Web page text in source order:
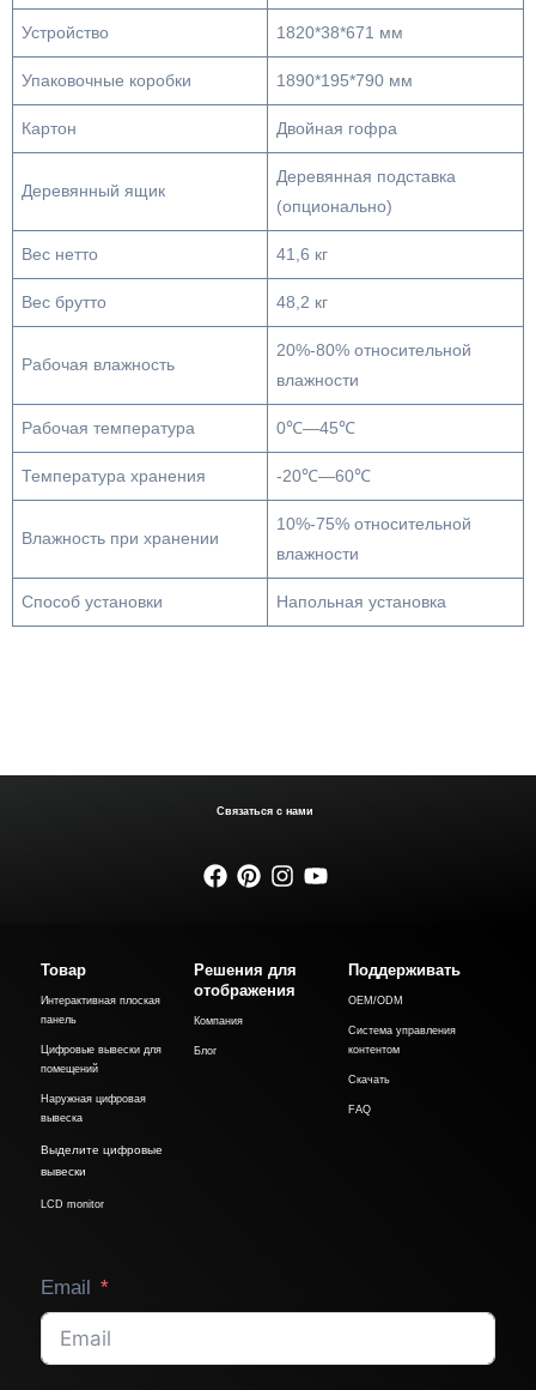
Устройство 1820*38*671 мм
Упаковочные коробки 1890*195*790 мм
Картон Двойная гофра
Деревянный ящик
Деревянная подставка
(опционально)
Вес нетто 41,6 кг
Вес брутто 48,2 кг
Рабочая влажность
20%-80% относительной
влажности
Рабочая температура 0℃—45℃
Температура хранения -20℃—60℃
Влажность при хранении
10%-75% относительной
влажности
Способ установки Напольная установка
Связаться с нами
Товар
Интерактивная плоская
панель
Цифровые вывески для
помещений
Наружная цифровая
вывеска
Выделите цифровые
вывески
LCD monitor
Решения для
отображения
Компания
Блог
Поддерживать
OEM/ODM
Система управления
контентом
Скачать
FAQ
Email